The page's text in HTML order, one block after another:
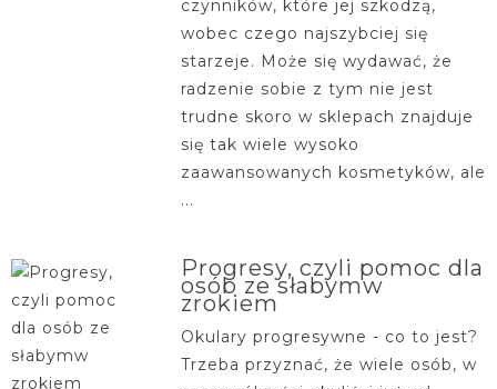
czynników, które jej szkodzą,
wobec czego najszybciej się
starzeje. Może się wydawać, że
radzenie sobie z tym nie jest
trudne skoro w sklepach znajduje
się tak wiele wysoko
zaawansowanych kosmetyków, ale
...
Progresy, czyli pomoc dla
osób ze słabymw
zrokiem
Okulary progresywne - co to jest?
Trzeba przyznać, że wiele osób, w